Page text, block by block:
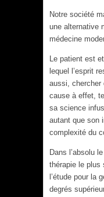
Notre société
une alternative
médecine
Le patient est
lequel l’esprit
aussi, chercher
cause à effet,
sa science
autant que son
complexité du
Dans l’absolu
thérapie le plus
l’étude pour la
degrés